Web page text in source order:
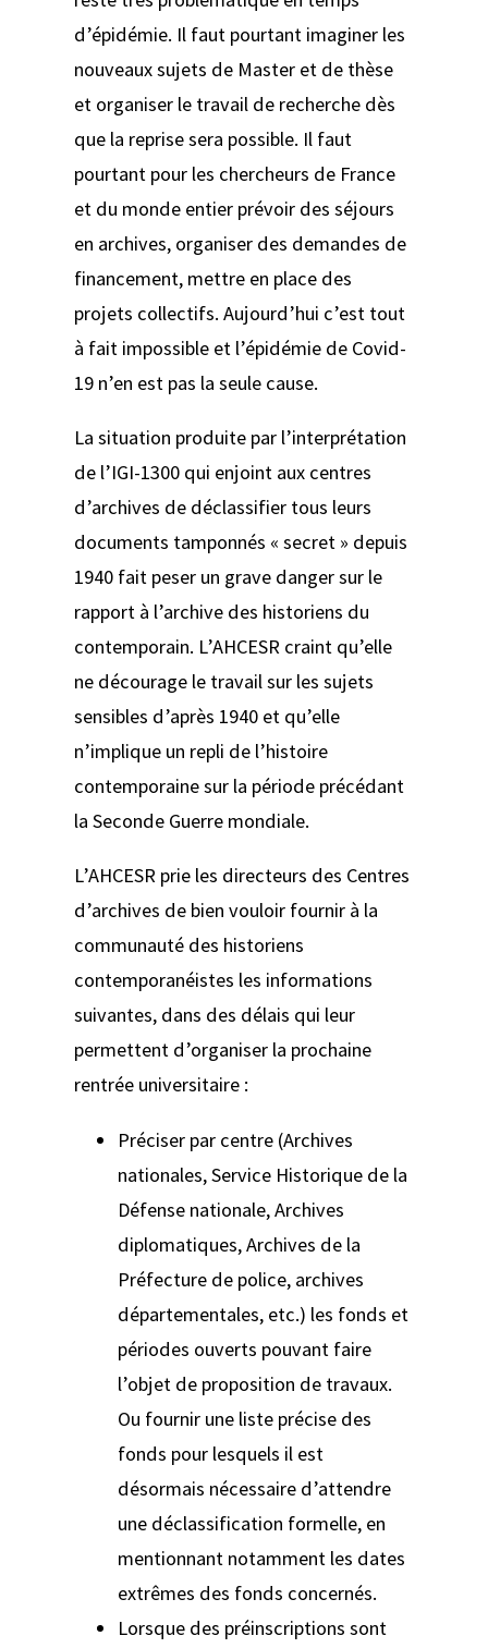
d’épidémie. Il faut pourtant imaginer les
nouveaux sujets de Master et de thèse
et organiser le travail de recherche dès
que la reprise sera possible. Il faut
pourtant pour les chercheurs de France
et du monde entier prévoir des séjours
en archives, organiser des demandes de
financement, mettre en place des
projets collectifs. Aujourd’hui c’est tout
à fait impossible et l’épidémie de Covid-
19 n’en est pas la seule cause.
La situation produite par l’interprétation
de l’IGI-1300 qui enjoint aux centres
d’archives de déclassifier tous leurs
documents tamponnés « secret » depuis
1940 fait peser un grave danger sur le
rapport à l’archive des historiens du
contemporain. L’AHCESR craint qu’elle
ne décourage le travail sur les sujets
sensibles d’après 1940 et qu’elle
n’implique un repli de l’histoire
contemporaine sur la période précédant
la Seconde Guerre mondiale.
L’AHCESR prie les directeurs des Centres
d’archives de bien vouloir fournir à la
communauté des historiens
contemporanéistes les informations
suivantes, dans des délais qui leur
permettent d’organiser la prochaine
rentrée universitaire :
Préciser par centre (Archives
nationales, Service Historique de la
Défense nationale, Archives
diplomatiques, Archives de la
Préfecture de police, archives
départementales, etc.) les fonds et
périodes ouverts pouvant faire
l’objet de proposition de travaux.
Ou fournir une liste précise des
fonds pour lesquels il est
désormais nécessaire d’attendre
une déclassification formelle, en
mentionnant notamment les dates
extrêmes des fonds concernés.
Lorsque des préinscriptions sont